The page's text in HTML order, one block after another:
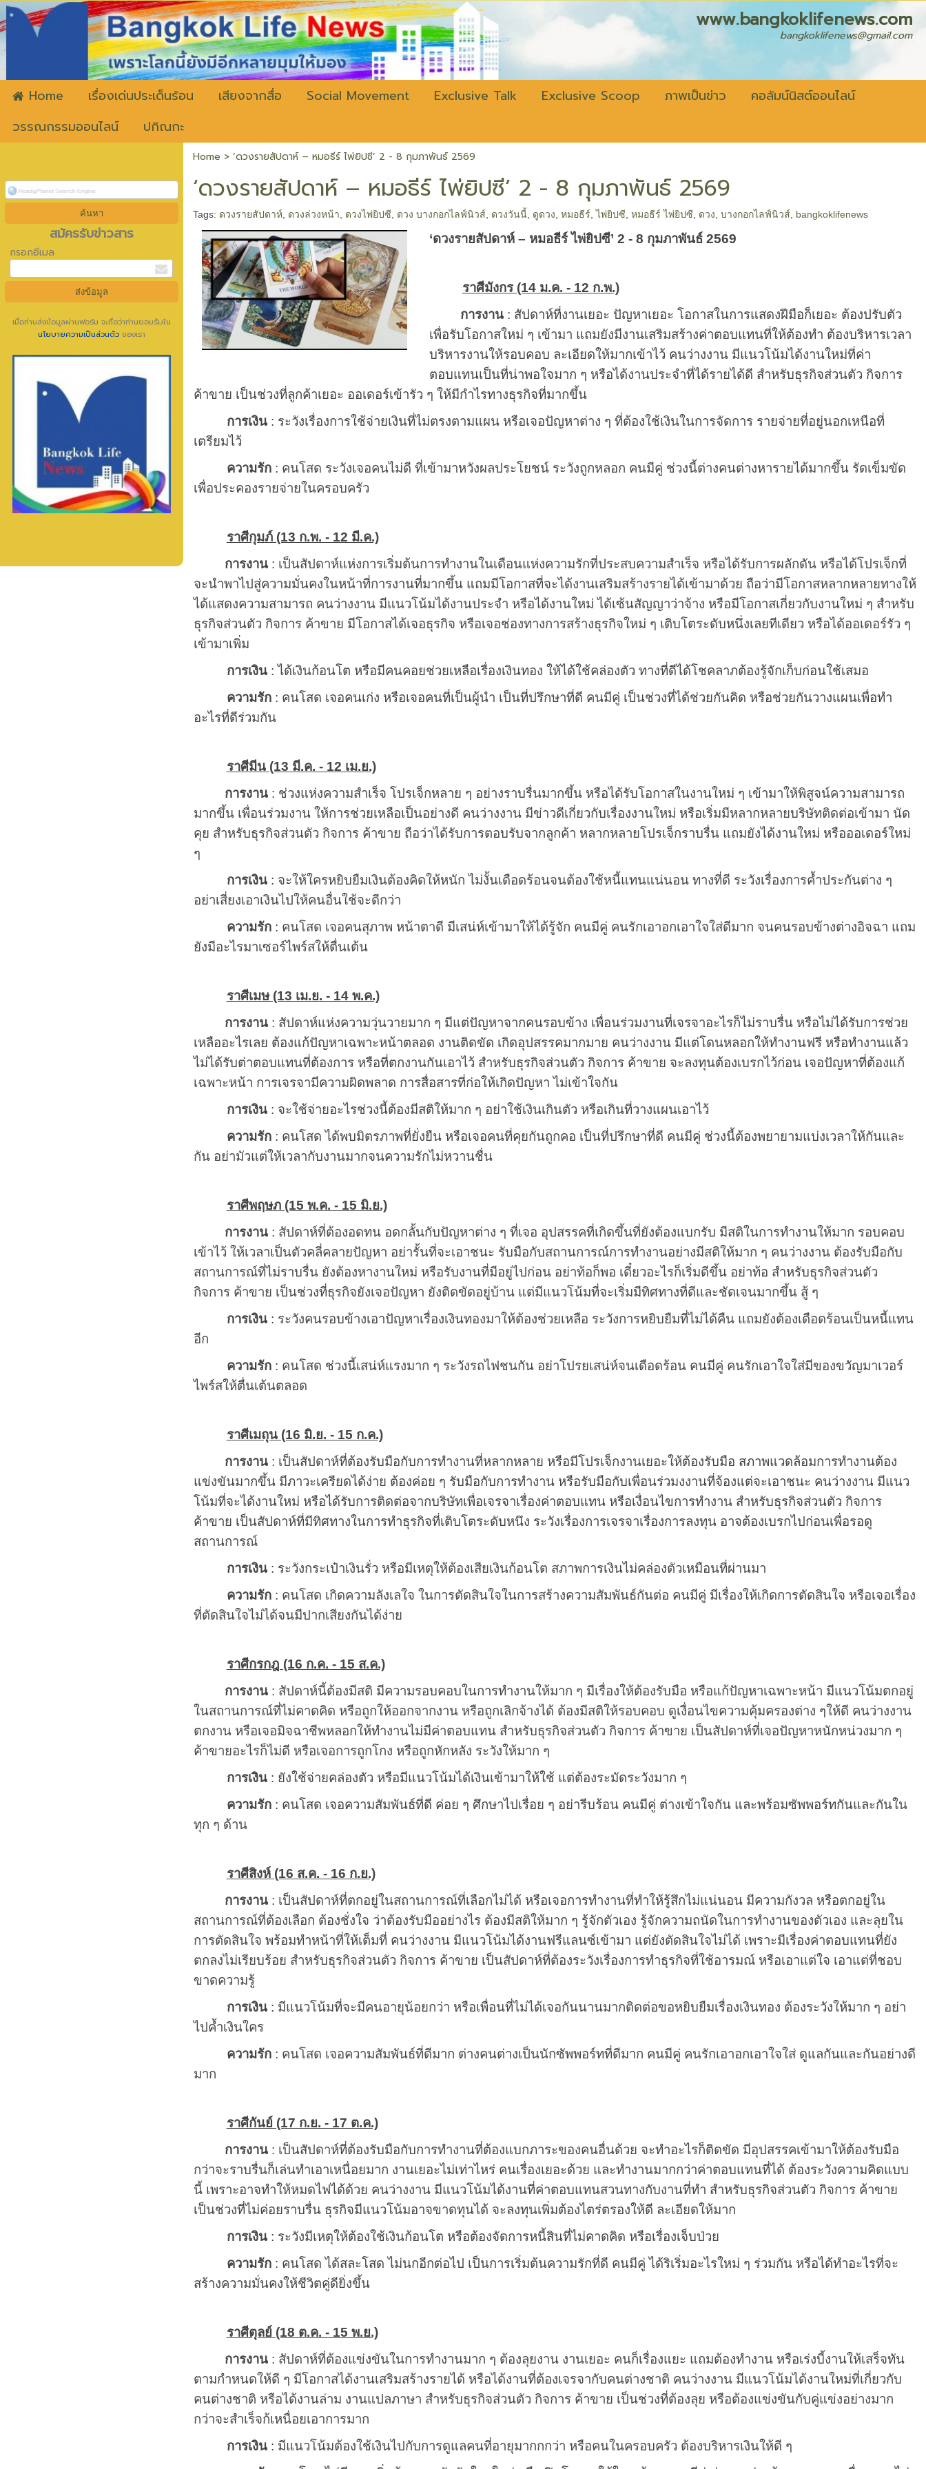
www.bangkoklifenews.com
bangkoklifenews@gmail.com
Home เรื่องเด่นประเด็นร้อน เสียงจากสื่อ Social Movement Exclusive Talk Exclusive Scoop ภาพเป็นข่าว
คอลัมน์นิสต์ออนไลน์
วรรณกรรมออนไลน์
ปกิณกะ
สมัครรับข่าวสาร
กรอกอีเมล
เมื่อท่านส่งข้อมูลผ่านฟอร์ม จะถือว่าท่านยอมรับใน
นโยบายความเป็นส่วนตัว ของเรา
Home > ‘ดวงรายสัปดาห์ – หมอธีร์ ไพ่ยิปซี’ 2 - 8 กุมภาพันธ์ 2569
‘ดวงรายสัปดาห์ – หมอธีร์ ไพ่ยิปซี’ 2 - 8 กุมภาพันธ์ 2569
Tags: ดวงรายสัปดาห์ ดวงล่วงหน้า ดวงไพ่ยิปซี ดวง บางกอกไลฟ์นิวส์ ดวงวันนี้ ดูดวง ,หมอธีร์ ,ไพ่ยิปซี ,หมอธีร์ ไพ่ยิปซี ดวง ,บางกอกไลฟ์นิวส์ bangkoklifenews
‘ดวงรายสัปดาห์ – หมอธีร์ ไพ่ยิปซี’ 2 - 8 กุมภาพันธ์ 2569
ราศีมังกร (14 ม.ค. - 12 ก.พ.)
การงาน: สัปดาห์ที่งานเยอะ ปัญหาเยอะ โอกาสในการแสดงฝีมือก็เยอะ ต้องปรับตัว
เพื่อรับโอกาสใหม่ ๆ เข้ามา แถมยังมีงานเสริมสร้างค่าตอบแทนที่ให้ต้องทำ ต้องบริหารเวลา
บริหารงานให้รอบคอบ ละเอียดให้มากเข้าไว้ คนว่างงาน มีแนวโน้มได้งานใหม่ที่ค่า
ตอบแทนเป็นที่น่าพอใจมาก ๆ หรือได้งานประจำที่ได้รายได้ดี สำหรับธุรกิจส่วนตัว กิจการ
ค้าขาย เป็นช่วงที่ลูกค้าเยอะ ออเดอร์เข้ารัว ๆ ให้มีกำไรทางธุรกิจที่มากขึ้น
การเงิน: ระวังเรื่องการใช้จ่ายเงินที่ไม่ตรงตามแผน หรือเจอปัญหาต่าง ๆ ที่ต้องใช้เงินในการจัดการ รายจ่ายที่อยู่นอกเหนือที่
เตรียมไว้
ความรัก: คนโสด ระวังเจอคนไม่ดี ที่เข้ามาหวังผลประโยชน์ ระวังถูกหลอก คนมีคู่ ช่วงนี้ต่างคนต่างหารายได้มากขึ้น รัดเข็มขัด
เพื่อประคองรายจ่ายในครอบครัว
ราศีกุมภ์ (13 ก.พ. - 12 มี.ค.)
การงาน: เป็นสัปดาห์แห่งการเริ่มต้นการทำงานในเดือนแห่งความรักที่ประสบความสำเร็จ หรือได้รับการผลักดัน หรือได้โปรเจ็กที่
จะนำพาไปสู่ความมั่นคงในหน้าที่การงานที่มากขึ้น แถมมีโอกาสที่จะได้งานเสริมสร้างรายได้เข้ามาด้วย ถือว่ามีโอกาสหลากหลายทางให้
ได้แสดงความสามารถ คนว่างงาน มีแนวโน้มได้งานประจำ หรือได้งานใหม่ ได้เซ้นสัญญาว่าจ้าง หรือมีโอกาสเกี่ยวกับงานใหม่ ๆ สำหรับ
ธุรกิจส่วนตัว กิจการ ค้าขาย มีโอกาสได้เจอธุรกิจ หรือเจอช่องทางการสร้างธุรกิจใหม่ ๆ เติบโตระดับหนึ่งเลยทีเดียว หรือได้ออเดอร์รัว ๆ
เข้ามาเพิ่ม
การเงิน: ได้เงินก้อนโต หรือมีคนคอยช่วยเหลือเรื่องเงินทอง ให้ได้ใช้คล่องตัว ทางที่ดีได้โชคลาภต้องรู้จักเก็บก่อนใช้เสมอ
ความรัก: คนโสด เจอคนเก่ง หรือเจอคนที่เป็นผู้นำ เป็นที่ปรึกษาที่ดี คนมีคู่ เป็นช่วงที่ได้ช่วยกันคิด หรือช่วยกันวางแผนเพื่อทำ
อะไรที่ดีร่วมกัน
ราศีมีน (13 มี.ค. - 12 เม.ย.)
การงาน: ช่วงแห่งความสำเร็จ โปรเจ็กหลาย ๆ อย่างราบรื่นมากขึ้น หรือได้รับโอกาสในงานใหม่ ๆ เข้ามาให้พิสูจน์ความสามารถ
มากขึ้น เพื่อนร่วมงาน ให้การช่วยเหลือเป็นอย่างดี คนว่างงาน มีข่าวดีเกี่ยวกับเรื่องงานใหม่ หรือเริ่มมีหลากหลายบริษัทติดต่อเข้ามา นัด
คุย สำหรับธุรกิจส่วนตัว กิจการ ค้าขาย ถือว่าได้รับการตอบรับจากลูกค้า หลากหลายโปรเจ็กราบรื่น แถมยังได้งานใหม่ หรือออเดอร์ใหม่
ๆ
การเงิน: จะให้ใครหยิบยืมเงินต้องคิดให้หนัก ไม่งั้นเดือดร้อนจนต้องใช้หนี้แทนแน่นอน ทางที่ดี ระวังเรื่องการค้ำประกันต่าง ๆ
อย่าเสี่ยงเอาเงินไปให้คนอื่นใช้จะดีกว่า
ความรัก: คนโสด เจอคนสุภาพ หน้าตาดี มีเสน่ห์เข้ามาให้ได้รู้จัก คนมีคู่ คนรักเอาอกเอาใจใส่ดีมาก จนคนรอบข้างต่างอิจฉา แถม
ยังมีอะไรมาเซอร์ไพร์สให้ตื่นเต้น
ราศีเมษ (13 เม.ย. - 14 พ.ค.)
การงาน : สัปดาห์แห่งความวุ่นวายมาก ๆ มีแต่ปัญหาจากคนรอบข้าง เพื่อนร่วมงานที่เจรจาอะไรก็ไม่ราบรื่น หรือไม่ได้รับการช่วย
เหลืออะไรเลย ต้องแก้ปัญหาเฉพาะหน้าตลอด งานติดขัด เกิดอุปสรรคมากมาย คนว่างงาน มีแต่โดนหลอกให้ทำงานฟรี หรือทำงานแล้ว
ไม่ได้รับต่าตอบแทนที่ต้องการ หรือที่ตกงานกันเอาไว้ สำหรับธุรกิจส่วนตัว กิจการ ค้าขาย จะลงทุนต้องเบรกไว้ก่อน เจอปัญหาที่ต้องแก้
เฉพาะหน้า การเจรจามีความผิดพลาด การสื่อสารที่ก่อให้เกิดปัญหา ไม่เข้าใจกัน
การเงิน: จะใช้จ่ายอะไรช่วงนี้ต้องมีสติให้มาก ๆ อย่าใช้เงินเกินตัว หรือเกินที่วางแผนเอาไว้
ความรัก: คนโสด ได้พบมิตรภาพที่ยั่งยืน หรือเจอคนที่คุยกันถูกคอ เป็นที่ปรึกษาที่ดี คนมีคู่ ช่วงนี้ต้องพยายามแบ่งเวลาให้กันและ
กัน อย่ามัวแต่ให้เวลากับงานมากจนความรักไม่หวานชื่น
ราศีพฤษภ (15 พ.ค. - 15 มิ.ย.)
การงาน: สัปดาห์ที่ต้องอดทน อดกลั้นกับปัญหาต่าง ๆ ที่เจอ อุปสรรคที่เกิดขึ้นที่ยังต้องแบกรับ มีสติในการทำงานให้มาก รอบคอบ
เข้าไว้ ให้เวลาเป็นตัวคลี่คลายปัญหา อย่ารั้นที่จะเอาชนะ รับมือกับสถานการณ์การทำงานอย่างมีสติให้มาก ๆ คนว่างงาน ต้องรับมือกับ
สถานการณ์ที่ไม่ราบรื่น ยังต้องหางานใหม่ หรือรับงานที่มีอยู่ไปก่อน อย่าท้อก็พอ เดี๋ยวอะไรก็เริ่มดีขึ้น อย่าท้อ สำหรับธุรกิจส่วนตัว
กิจการ ค้าขาย เป็นช่วงที่ธุรกิจยังเจอปัญหา ยังติดขัดอยู่บ้าน แต่มีแนวโน้มที่จะเริ่มมีทิศทางที่ดีและชัดเจนมากขึ้น สู้ ๆ
การเงิน: ระวังคนรอบข้างเอาปัญหาเรื่องเงินทองมาให้ต้องช่วยเหลือ ระวังการหยิบยืมที่ไม่ได้คืน แถมยังต้องเดือดร้อนเป็นหนี้แทน
อีก
ความรัก: คนโสด ช่วงนี้เสน่ห์แรงมาก ๆ ระวังรถไฟชนกัน อย่าโปรยเสน่ห์จนเดือดร้อน คนมีคู่ คนรักเอาใจใส่มีของขวัญมาเวอร์
ไพร์สให้ตื่นเต้นตลอด
ราศีเมถุน (16 มิ.ย. - 15 ก.ค.)
การงาน: เป็นสัปดาห์ที่ต้องรับมือกับการทำงานที่หลากหลาย หรือมีโปรเจ็กงานเยอะให้ต้องรับมือ สภาพแวดล้อมการทำงานต้อง
แข่งขันมากขึ้น มีภาวะเครียดได้ง่าย ต้องค่อย ๆ รับมือกับการทำงาน หรือรับมือกับเพื่อนร่วมงงานที่จ้องแต่จะเอาชนะ คนว่างงาน มีแนว
โน้มที่จะได้งานใหม่ หรือได้รับการติดต่อจากบริษัทเพื่อเจรจาเรื่องค่าตอบแทน หรือเงื่อนไขการทำงาน สำหรับธุรกิจส่วนตัว กิจการ
ค้าขาย เป็นสัปดาห์ที่มีทิศทางในการทำธุรกิจที่เติบโตระดับหนึง ระวังเรื่องการเจรจาเรื่องการลงทุน อาจต้องเบรกไปก่อนเพื่อรอดู
สถานการณ์
การเงิน: ระวังกระเป๋าเงินรั่ว หรือมีเหตุให้ต้องเสียเงินก้อนโต สภาพการเงินไม่คล่องตัวเหมือนที่ผ่านมา
ความรัก: คนโสด เกิดความลังเลใจ ในการตัดสินใจในการสร้างความสัมพันธ์กันต่อ คนมีคู่ มีเรื่องให้เกิดการตัดสินใจ หรือเจอเรื่อง
ที่ตัดสินใจไม่ได้จนมีปากเสียงกันได้ง่าย
ราศีกรกฎ (16 ก.ค. - 15 ส.ค.)
การงาน: สัปดาห์นี้ต้องมีสติ มีความรอบคอบในการทำงานให้มาก ๆ มีเรื่องให้ต้องรับมือ หรือแก้ปัญหาเฉพาะหน้า มีแนวโน้มตกอยู่
ในสถานการณ์ที่ไม่คาดคิด หรือถูกให้ออกจากงาน หรือถูกเลิกจ้างได้ ต้องมีสติให้รอบคอบ ดูเงื่อนไขความคุ้มครองต่าง ๆให้ดี คนว่างงาน
ตกงาน หรือเจอมิจฉาชีพหลอกให้ทำงานไม่มีค่าตอบแทน สำหรับธุรกิจส่วนตัว กิจการ ค้าขาย เป็นสัปดาห์ที่เจอปัญหาหนักหน่วงมาก ๆ
ค้าขายอะไรก็ไม่ดี หรือเจอการถูกโกง หรือถูกหักหลัง ระวังให้มาก ๆ
การเงิน: ยังใช้จ่ายคล่องตัว หรือมีแนวโน้มได้เงินเข้ามาให้ใช้ แต่ต้องระมัดระวังมาก ๆ
ความรัก: คนโสด เจอความสัมพันธ์ที่ดี ค่อย ๆ ศึกษาไปเรื่อย ๆ อย่ารีบร้อน คนมีคู่ ต่างเข้าใจกัน และพร้อมซัพพอร์ทกันและกันใน
ทุก ๆ ด้าน
ราศีสิงห์ (16 ส.ค. - 16 ก.ย.)
การงาน: เป็นสัปดาห์ที่ตกอยู่ในสถานการณ์ที่เลือกไม่ได้ หรือเจอการทำงานที่ทำให้รู้สึกไม่แน่นอน มีความกังวล หรือตกอยู่ใน
สถานการณ์ที่ต้องเลือก ต้องชั่งใจ ว่าต้องรับมืออย่างไร ต้องมีสติให้มาก ๆ รู้จักตัวเอง รู้จักความถนัดในการทำงานของตัวเอง และลุยใน
การตัดสินใจ พร้อมทำหน้าที่ให้เต็มที่ คนว่างงาน มีแนวโน้มได้งานฟรีแลนซ์เข้ามา แต่ยังตัดสินใจไม่ได้ เพราะมีเรื่องค่าตอบแทนที่ยัง
ตกลงไม่เรียบร้อย สำหรับธุรกิจส่วนตัว กิจการ ค้าขาย เป็นสัปดาห์ที่ต้องระวังเรื่องการทำธุรกิจที่ใช้อารมณ์ หรือเอาแต่ใจ เอาแต่ที่ชอบ
ขาดความรู้
การเงิน: มีแนวโน้มที่จะมีคนอายุน้อยกว่า หรือเพื่อนที่ไม่ได้เจอกันนานมากติดต่อขอหยิบยืมเรื่องเงินทอง ต้องระวังให้มาก ๆ อย่า
ไปค้ำเงินใคร
ความรัก: คนโสด เจอความสัมพันธ์ที่ดีมาก ต่างคนต่างเป็นนักซัพพอร์ทที่ดีมาก คนมีคู่ คนรักเอาอกเอาใจใส่ ดูแลกันและกันอย่างดี
มาก
ราศีกันย์ (17 ก.ย. - 17 ต.ค.)
การงาน: เป็นสัปดาห์ที่ต้องรับมือกับการทำงานที่ต้องแบกภาระของคนอื่นด้วย จะทำอะไรก็ติดขัด มีอุปสรรคเข้ามาให้ต้องรับมือ
กว่าจะราบรื่นก็เล่นทำเอาเหนื่อยมาก งานเยอะไม่เท่าไหร่ คนเรื่องเยอะด้วย และทำงานมากกว่าค่าตอบแทนที่ได้ ต้องระวังความคิดแบบ
นี้ เพราะอาจทำให้หมดไฟได้ด้วย คนว่างงาน มีแนวโน้มได้งานที่ค่าตอบแทนสวนทางกับงานที่ทำ สำหรับธุรกิจส่วนตัว กิจการ ค้าขาย
เป็นช่วงที่ไม่ค่อยราบรื่น ธุรกิจมีแนวโน้มอาจขาดทุนได้ จะลงทุนเพิ่มต้องไตร่ตรองให้ดี ละเอียดให้มาก
การเงิน: ระวังมีเหตุให้ต้องใช้เงินก้อนโต หรือต้องจัดการหนี้สินที่ไม่คาดคิด หรือเรื่องเจ็บป่วย
ความรัก: คนโสด ได้สละโสด ไม่นกอีกต่อไป เป็นการเริ่มต้นความรักที่ดี คนมีคู่ ได้ริเริ่มอะไรใหม่ ๆ ร่วมกัน หรือได้ทำอะไรที่จะ
สร้างความมั่นคงให้ชีวิตคู่ดียิ่งขึ้น
ราศีตุลย์ (18 ต.ค. - 15 พ.ย.)
การงาน: สัปดาห์ที่ต้องแข่งขันในการทำงานมาก ๆ ต้องลุยงาน งานเยอะ คนก็เรื่องแยะ แถมต้องทำงาน หรือเร่งบี้งานให้เสร็จทัน
ตามกำหนดให้ดี ๆ มีโอกาสได้งานเสริมสร้างรายได้ หรือได้งานที่ต้องเจรจากับคนต่างชาติ คนว่างงาน มีแนวโน้มได้งานใหม่ที่เกี่ยวกับ
คนต่างชาติ หรือได้งานล่าม งานแปลภาษา สำหรับธุรกิจส่วนตัว กิจการ ค้าขาย เป็นช่วงที่ต้องลุย หรือต้องแข่งขันกับคู่แข่งอย่างมาก
กว่าจะสำเร็จก้เหนื่อยเอาการมาก
การเงิน: มีแนวโน้มต้องใช้เงินไปกับการดูแลคนที่อายุมากกกว่า หรือคนในครอบครัว ต้องบริหารเงินให้ดี ๆ